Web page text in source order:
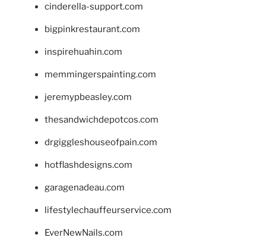
cinderella-support.com
bigpinkrestaurant.com
inspirehuahin.com
memmingerspainting.com
jeremypbeasley.com
thesandwichdepotcos.com
drgiggleshouseofpain.com
hotflashdesigns.com
garagenadeau.com
lifestylechauffeurservice.com
EverNewNails.com